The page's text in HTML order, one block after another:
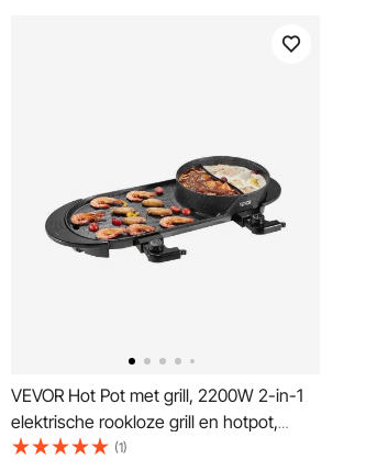
VEVOR Hot Pot met grill, 2200W 2-in-1
elektrische rookloze grill en hotpot,
Koreaanse BBQ Shabu Hot Pot met
(1)